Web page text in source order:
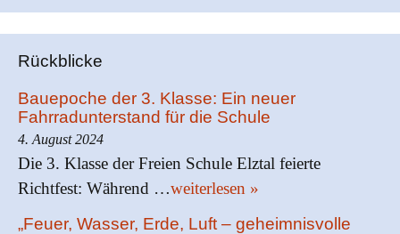
Rückblicke
Bauepoche der 3. Klasse: Ein neuer
Fahrradunterstand für die Schule
4. August 2024
Die 3. Klasse der Freien Schule Elztal feierte
Richtfest: Während …weiterlesen »
„Feuer, Wasser, Erde, Luft – geheimnisvolle